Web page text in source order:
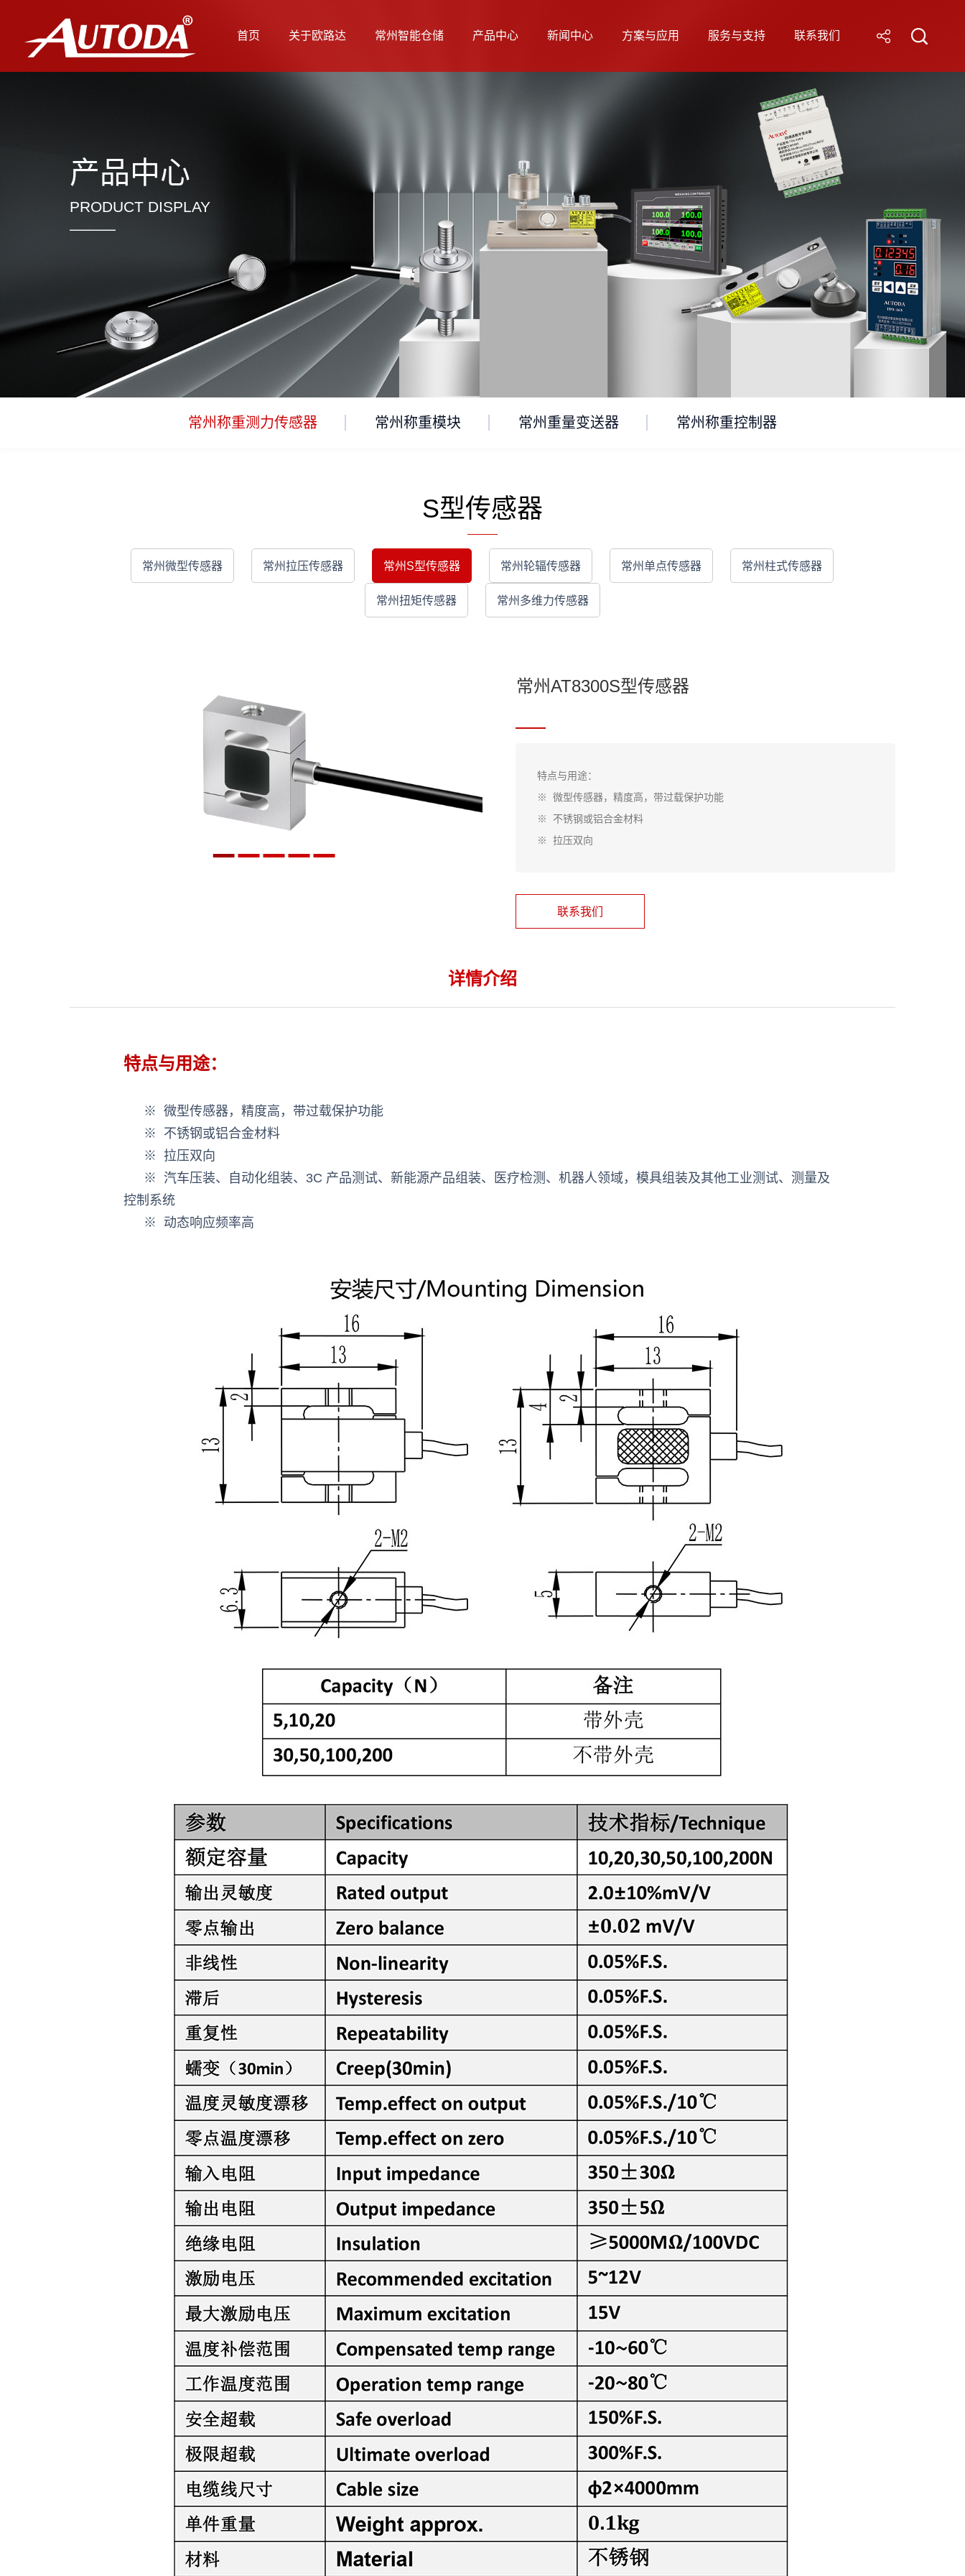
首页 关于欧路达 常州智能仓储 产品中心 新闻中心 方案与应用 服务与支持 联系我们
产品中心
PRODUCT DISPLAY
常州称重测力传感器 常州称重模块 常州重量变送器 常州称重控制器
S型传感器
常州微型传感器 常州拉压传感器 常州S型传感器 常州轮辐传感器 常州单点传感器 常州柱式传感器
常州扭矩传感器 常州多维力传感器
常州AT8300S型传感器
特点与用途：
※ 微型传感器，精度高，带过载保护功能
※ 不锈钢或铝合金材料
※ 拉压双向
联系我们
详情介绍
特点与用途：
※ 微型传感器，精度高，带过载保护功能
※ 不锈钢或铝合金材料
※ 拉压双向
※ 汽车压装、自动化组装、3C 产品测试、新能源产品组装、医疗检测、机器人领域，模具组装及其他工业测试、测量及
控制系统
※ 动态响应频率高